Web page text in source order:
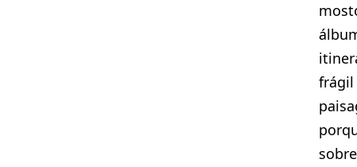
frágil